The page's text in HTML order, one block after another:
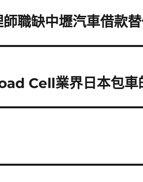
職缺中壢汽車借款
Cell業界日本包車